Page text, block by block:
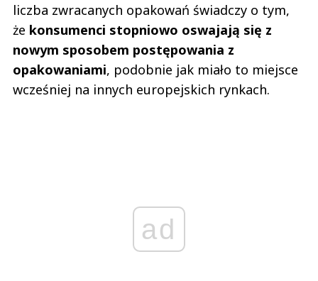
liczba zwracanych opakowań świadczy o tym,
że konsumenci stopniowo oswajają się z
nowym sposobem postępowania z
opakowaniami, podobnie jak miało to miejsce
wcześniej na innych europejskich rynkach.
ad